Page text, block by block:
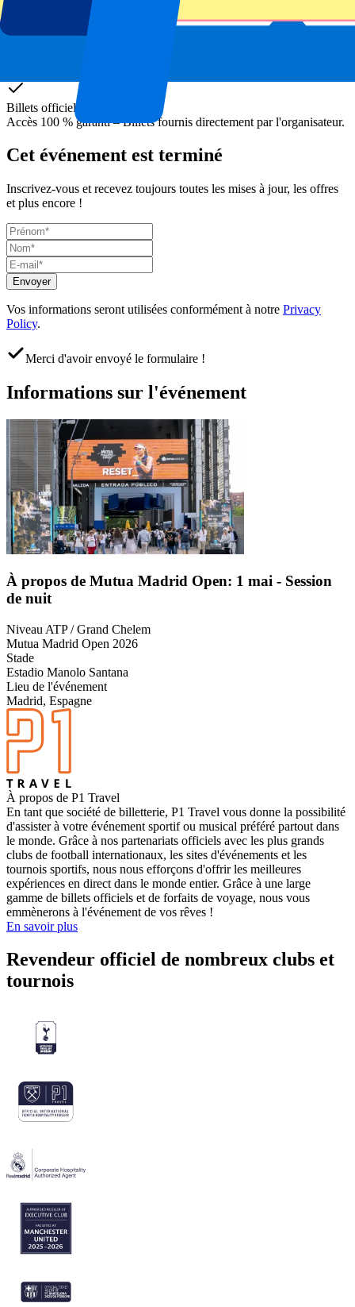
Billets officiels
Accès 100 % garanti – Billets fournis directement par l'organisateur.
Cet événement est terminé
Inscrivez-vous et recevez toujours toutes les mises à jour, les offres
et plus encore !
Envoyer
Vos informations seront utilisées conformément à notre Privacy
Policy.
Merci d'avoir envoyé le formulaire !
Informations sur l'événement
À propos de Mutua Madrid Open: 1 mai - Session
de nuit
Niveau ATP / Grand Chelem
Mutua Madrid Open 2026
Stade
Estadio Manolo Santana
Lieu de l'événement
Madrid, Espagne
À propos de P1 Travel
En tant que société de billetterie, P1 Travel vous donne la possibilité
d'assister à votre événement sportif ou musical préféré partout dans
le monde. Grâce à nos partenariats officiels avec les plus grands
clubs de football internationaux, les sites d'événements et les
tournois sportifs, nous nous efforçons d'offrir les meilleures
expériences en direct dans le monde entier. Grâce à une large
gamme de billets officiels et de forfaits de voyage, nous vous
emmènerons à l'événement de vos rêves !
En savoir plus
Revendeur officiel de nombreux clubs et
tournois